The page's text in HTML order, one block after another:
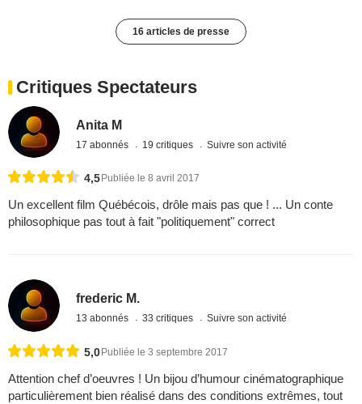
16 articles de presse
Critiques Spectateurs
Anita M
17 abonnés 19 critiques Suivre son activité
4,5 Publiée le 8 avril 2017
Un excellent film Québécois, drôle mais pas que ! ... Un conte
philosophique pas tout à fait "politiquement" correct
frederic M.
13 abonnés 33 critiques Suivre son activité
5,0Publiée le 3 septembre 2017
Attention chef d’oeuvres ! Un bijou d’humour cinématographique
particulièrement bien réalisé dans des conditions extrêmes, tout